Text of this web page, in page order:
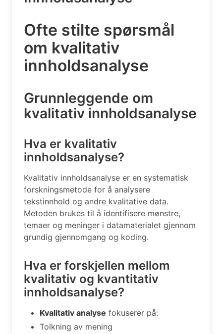
Ofte stilte spørsmål
om kvalitativ
innholdsanalyse
Grunnleggende om
kvalitativ innholdsanalyse
Hva er kvalitativ
innholdsanalyse?
Kvalitativ innholdsanalyse er en systematisk
forskningsmetode for å analysere
tekstinnhold og andre kvalitative data.
Metoden brukes til å identifisere mønstre,
temaer og meninger i datamaterialet gjennom
grundig gjennomgang og koding.
Hva er forskjellen mellom
kvalitativ og kvantitativ
innholdsanalyse?
Kvalitativ analyse fokuserer på:
Tolkning av mening